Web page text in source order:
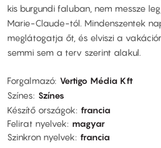
kis burgundi faluban, nem messze
Marie-Claude-tól. Mindenszentek
meglátogatja őt, és elviszi a
semmi sem a terv szerint alakul.
Forgalmazó Vertigo Média Kft
Színes Színes
Készítő országok francia
Felirat nyelvek
magyar
Szinkron nyelvek francia